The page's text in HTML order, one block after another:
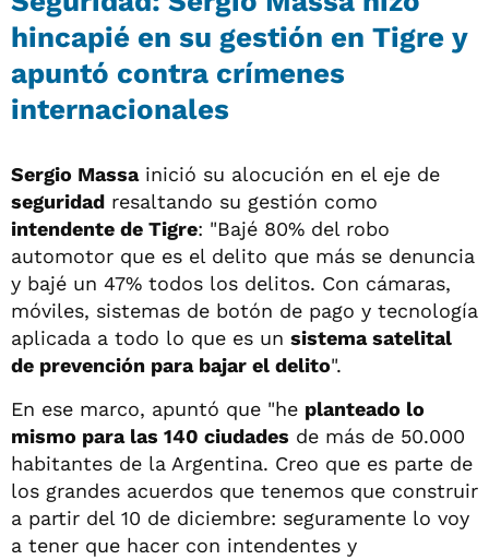
hincapié en su gestión en Tigre y
apuntó contra crímenes
internacionales
Sergio Massainició su alocución en el eje de
seguridad resaltando su gestión como
intendente de Tigre: "Bajé 80% del robo
automotor que es el delito que más se denuncia
y bajé un 47% todos los delitos. Con cámaras,
móviles, sistemas de botón de pago y tecnología
aplicada a todo lo que es un sistema satelital
de prevención para bajar el delito".
En ese marco, apuntó que "he planteado lo
mismo para las 140 ciudades de más de 50.000
habitantes de la Argentina. Creo que es parte de
los grandes acuerdos que tenemos que construir
a partir del 10 de diciembre: seguramente lo voy
a tener que hacer con intendentes y